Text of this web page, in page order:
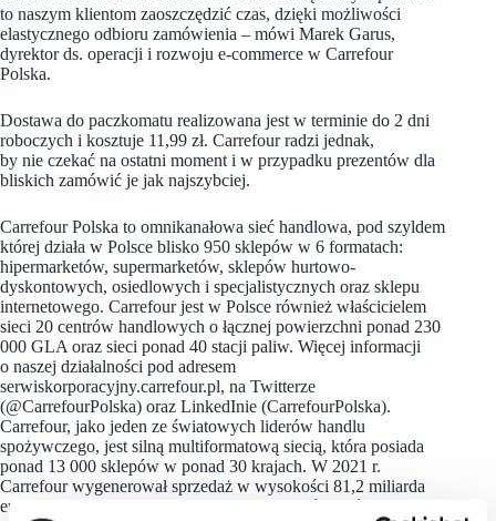
to naszym klientom zaoszczędzić czas, dzięki możliwości
elastycznego odbioru zamówienia – mówi Marek Garus,
dyrektor ds. operacji i rozwoju e-commerce w Carrefour
Polska.
Dostawa do paczkomatu realizowana jest w terminie do 2 dni
roboczych i kosztuje 11,99 zł. Carrefour radzi jednak,
by nie czekać na ostatni moment i w przypadku prezentów dla
bliskich zamówić je jak najszybciej.
Carrefour Polska to omnikanałowa sieć handlowa, pod szyldem
której działa w Polsce blisko 950 sklepów w 6 formatach:
hipermarketów, supermarketów, sklepów hurtowo-
dyskontowych, osiedlowych i specjalistycznych oraz sklepu
internetowego. Carrefour jest w Polsce również właścicielem
sieci 20 centrów handlowych o łącznej powierzchni ponad 230
000 GLA oraz sieci ponad 40 stacji paliw. Więcej informacji
o naszej działalności pod adresem
serwiskorporacyjny.carrefour.pl, na Twitterze
(@CarrefourPolska) oraz LinkedInie (CarrefourPolska).
Carrefour, jako jeden ze światowych liderów handlu
spożywczego, jest silną multiformatową siecią, która posiada
ponad 13 000 sklepów w ponad 30 krajach. W 2021 r.
Carrefour wygenerował sprzedaż w wysokości 81,2 miliarda
euro. Grupa liczy ponad 320 000 pracowników, którzy pracują